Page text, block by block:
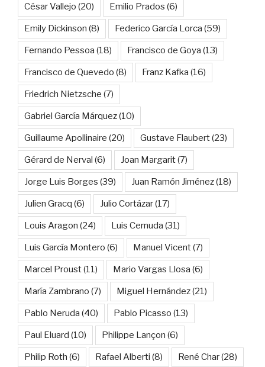
César Vallejo (20) Emilio Prados (6)
Emily Dickinson (8) Federico García Lorca (59)
Fernando Pessoa (18) Francisco de Goya (13)
Francisco de Quevedo (8) Franz Kafka (16)
Friedrich Nietzsche (7)
Gabriel García Márquez(10)
Guillaume Apollinaire (20) Gustave Flaubert(23)
Gérard de Nerval (6) Joan Margarit(7)
Jorge Luis Borges (39) Juan Ramón Jiménez(18)
Julien Gracq (6) Julio Cortázar(17)
Louis Aragon (24) Luis Cernuda (31)
Luis García Montero (6) Manuel Vicent(7)
Marcel Proust(11) Mario Vargas Llosa (6)
María Zambrano (7) Miguel Hernández(21)
Pablo Neruda (40) Pablo Picasso (13)
Paul Eluard (10) Philippe Lançon (6)
Philip Roth (6) Rafael Alberti (8) René Char(28)